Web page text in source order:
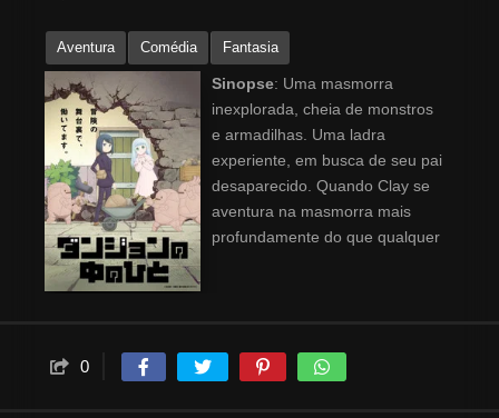
Aventura Comédia Fantasia
Sinopse: Uma masmorra
inexplorada, cheia de monstros
e armadilhas. Uma ladra
experiente, em busca de seu pai
desaparecido. Quando Clay se
aventura na masmorra mais
profundamente do que qualquer
explorar, Clay deve aprender a
0